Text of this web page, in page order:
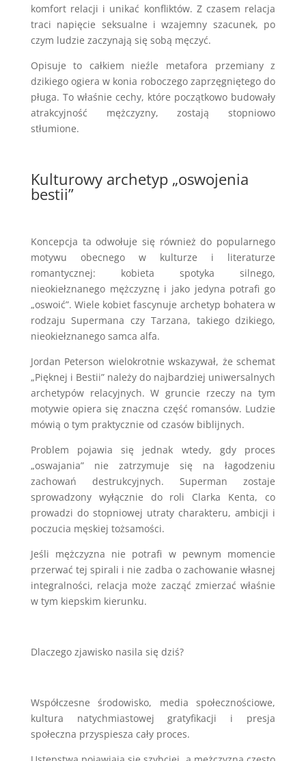
komfort relacji i unikać konfliktów. Z czasem relacja
traci napięcie seksualne i wzajemny szacunek, po
czym ludzie zaczynają się sobą męczyć.
Opisuje to całkiem nieźle metafora przemiany z
dzikiego ogiera w konia roboczego zaprzęgniętego do
pługa. To właśnie cechy, które początkowo budowały
atrakcyjność mężczyzny, zostają stopniowo
stłumione.
Kulturowy archetyp „oswojenia
bestii”
Koncepcja ta odwołuje się również do popularnego
motywu obecnego w kulturze i literaturze
romantycznej: kobieta spotyka silnego,
nieokiełznanego mężczyznę i jako jedyna potrafi go
„oswoić”. Wiele kobiet fascynuje archetyp bohatera w
rodzaju Supermana czy Tarzana, takiego dzikiego,
nieokiełznanego samca alfa.
Jordan Peterson wielokrotnie wskazywał, że schemat
„Pięknej i Bestii” należy do najbardziej uniwersalnych
archetypów relacyjnych. W gruncie rzeczy na tym
motywie opiera się znaczna część romansów. Ludzie
mówią o tym praktycznie od czasów biblijnych.
Problem pojawia się jednak wtedy, gdy proces
„oswajania” nie zatrzymuje się na łagodzeniu
zachowań destrukcyjnych. Superman zostaje
sprowadzony wyłącznie do roli Clarka Kenta, co
prowadzi do stopniowej utraty charakteru, ambicji i
poczucia męskiej tożsamości.
Jeśli mężczyzna nie potrafi w pewnym momencie
przerwać tej spirali i nie zadba o zachowanie własnej
integralności, relacja może zacząć zmierzać właśnie
w tym kiepskim kierunku.
Dlaczego zjawisko nasila się dziś?
Współczesne środowisko, media społecznościowe,
kultura natychmiastowej gratyfikacji i presja
społeczna przyspiesza cały proces.